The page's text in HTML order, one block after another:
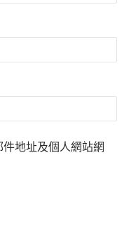
地址及個人網站網